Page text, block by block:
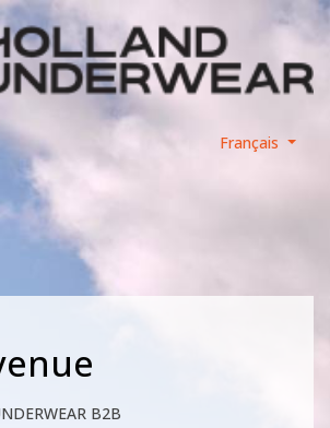
Français
B2B